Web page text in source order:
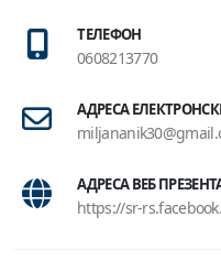
ТЕЛЕФОН
0608213770
АДРЕСА
АДРЕСА ВЕБ
https://sr-